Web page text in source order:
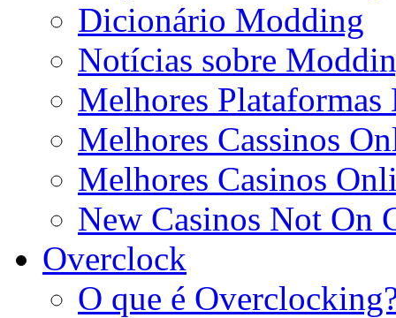
Dicionário Modding
Notícias sobre
Melhores Plataformas
Melhores Cassinos
Melhores Casinos
New Casinos Not On
Overclock
O que é